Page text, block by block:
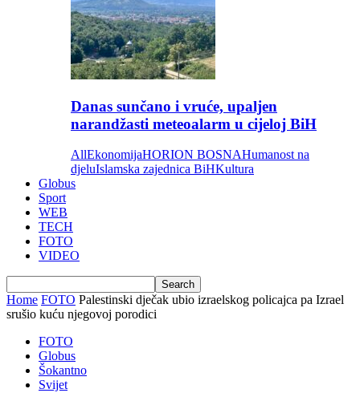
Danas sunčano i vruće, upaljen
narandžasti meteoalarm u cijeloj BiH
AllEkonomijaHORION BOSNAHumanost na
djeluIslamska zajednica BiHKultura
Globus
Sport
WEB
TECH
FOTO
VIDEO
Home FOTO Palestinski dječak ubio izraelskog policajca pa Izrael
srušio kuću njegovoj porodici
FOTO
Globus
Šokantno
Svijet